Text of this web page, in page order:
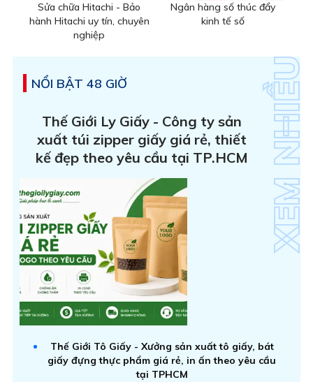
Sửa chữa Hitachi - Bảo
hành Hitachi uy tín, chuyên
nghiệp
Ngân hàng số thúc đẩy
kinh tế số
NỔI BẬT 48 GIỜ
Thế Giới Ly Giấy - Công ty sản
xuất túi zipper giấy giá rẻ, thiết
kế đẹp theo yêu cầu tại TP.HCM
Thế Giới Tô Giấy - Xưởng sản xuất tô giấy, bát
giấy đựng thực phẩm giá rẻ, in ấn theo yêu cầu
tại TPHCM